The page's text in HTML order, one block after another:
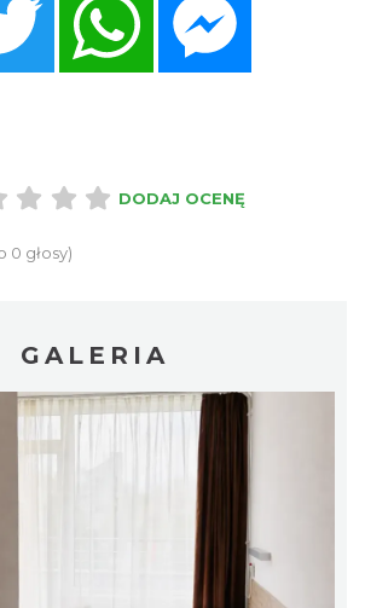
DODAJ OCENĘ
0 głosy)
GALERIA